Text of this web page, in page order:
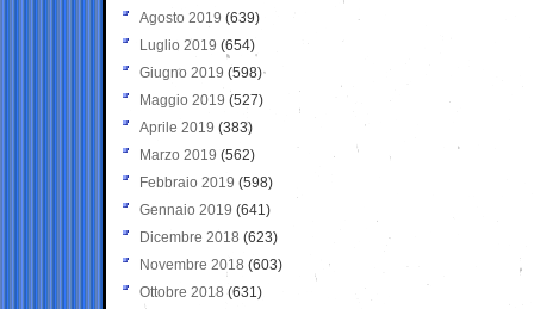
Agosto 2019 (639)
Luglio 2019 (654)
Giugno 2019 (598)
Maggio 2019 (527)
Aprile 2019 (383)
Marzo 2019 (562)
Febbraio 2019 (598)
Gennaio 2019 (641)
Dicembre 2018 (623)
Novembre 2018 (603)
Ottobre 2018 (631)